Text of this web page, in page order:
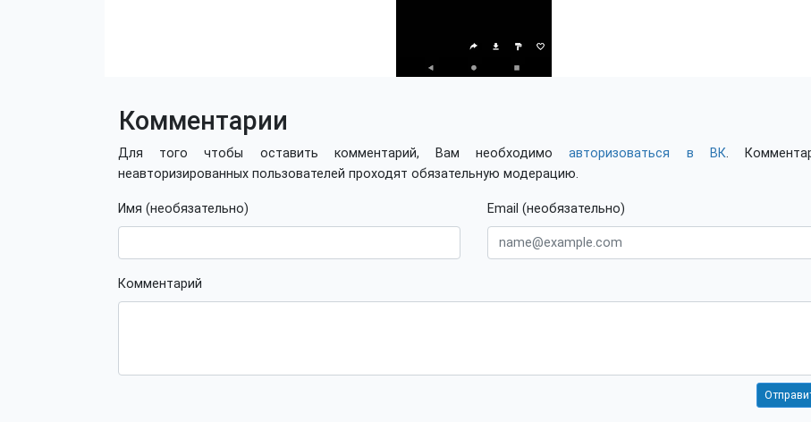
Комментарии
Для того чтобы оставить комментарий, Вам необходимоавторизоваться в ВК.
неавторизированных пользователей проходят обязательную модерацию.
Имя (необязательно) Email (необязательно)
Комментарий